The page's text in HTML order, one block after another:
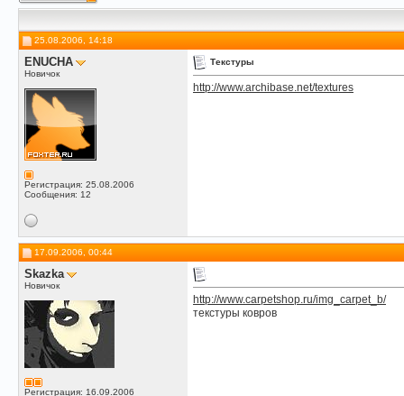
25.08.2006, 14:18
ENUCHA
Новичок
Регистрация: 25.08.2006
Сообщения: 12
Текстуры
http://www.archibase.net/textures
17.09.2006, 00:44
Skazka
Новичок
Регистрация: 16.09.2006
http://www.carpetshop.ru/img_carpet_b/
текстуры ковров